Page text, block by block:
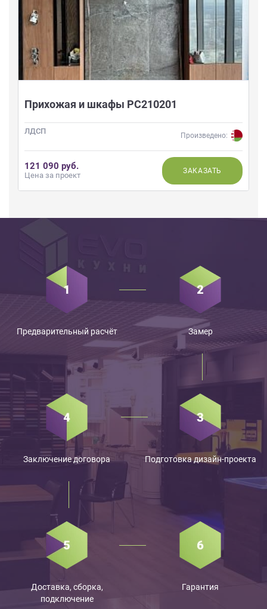
Прихожая и шкафы РС210201
ЛДСП Произведено:
121 090 руб.
Цена за проект ЗАКАЗАТЬ
Предварительный расчёт Замер
Подготовка дизайн-проекта
Заключение договора
Доставка, сборка,
подключение
Гарантия